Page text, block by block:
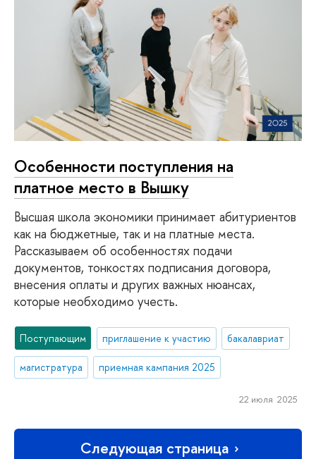
Особенности поступления на
платное место в Вышку
Высшая школа экономики принимает абитуриентов
как на бюджетные, так и на платные места.
Рассказываем об особенностях подачи
документов, тонкостях подписания договора,
внесения оплаты и других важных нюансах,
которые необходимо учесть.
Поступающим приглашение к участию бакалавриат
магистратура приемная кампания 2025
22 июля 2025
Следующая страница